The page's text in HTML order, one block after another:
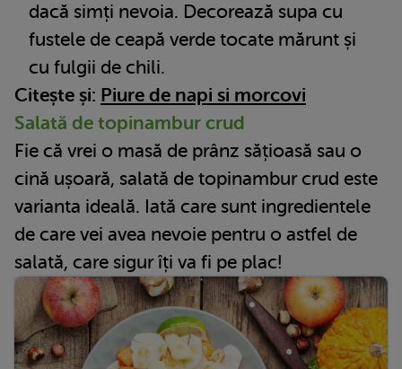
dacă simți nevoia. Decorează supa cu
fustele de ceapă verde tocate mărunt și
cu fulgii de chili.
Citește și: Piure de napi si morcovi
Salată de topinambur crud
Fie că vrei o masă de prânz sățioasă sau o
cină ușoară, salată de topinambur crud este
varianta ideală. Iată care sunt ingredientele
de care vei avea nevoie pentru o astfel de
salată, care sigur îți va fi pe plac!